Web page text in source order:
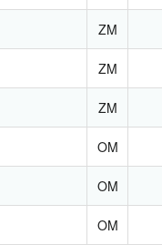
ZM
ZM
ZM
OM
OM
OM